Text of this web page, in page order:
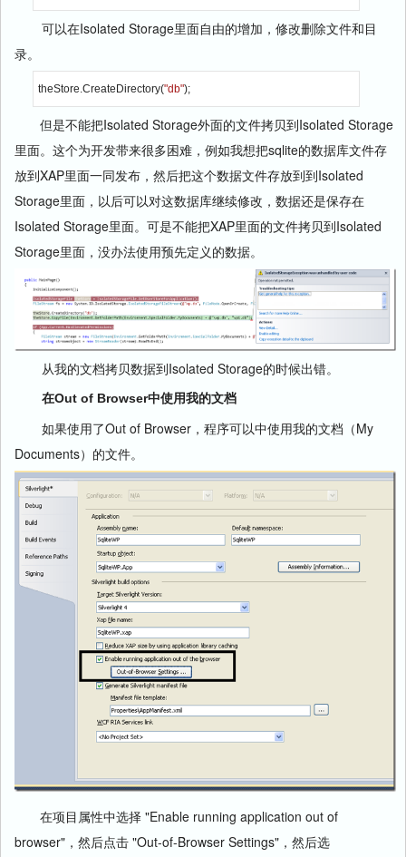
可以在Isolated Storage里面自由的增加，修改删除文件和目
录。
theStore.CreateDirectory("db");
但是不能把Isolated Storage外面的文件拷贝到Isolated Storage
里面。这个为开发带来很多困难，例如我想把sqlite的数据库文件存
放到XAP里面一同发布，然后把这个数据文件存放到到Isolated
Storage里面，以后可以对这数据库继续修改，数据还是保存在
Isolated Storage里面。可是不能把XAP里面的文件拷贝到Isolated
Storage里面，没办法使用预先定义的数据。
从我的文档拷贝数据到Isolated Storage的时候出错。
在Out of Browser中使用我的文档
如果使用了Out of Browser，程序可以中使用我的文档（My
Documents）的文件。
在项目属性中选择 "Enable running application out of
browser"，然后点击 "Out-of-Browser Settings"，然后选